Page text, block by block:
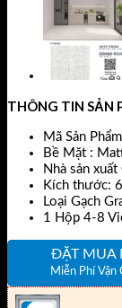
THÔNG TIN SẢN
Mã Sản
Bề Mặt :
Nhà sản xuất
Kích thước:
Loại Gạch
1 Hộp 4-8
ĐẶT MUA
Miễn Phí Vận